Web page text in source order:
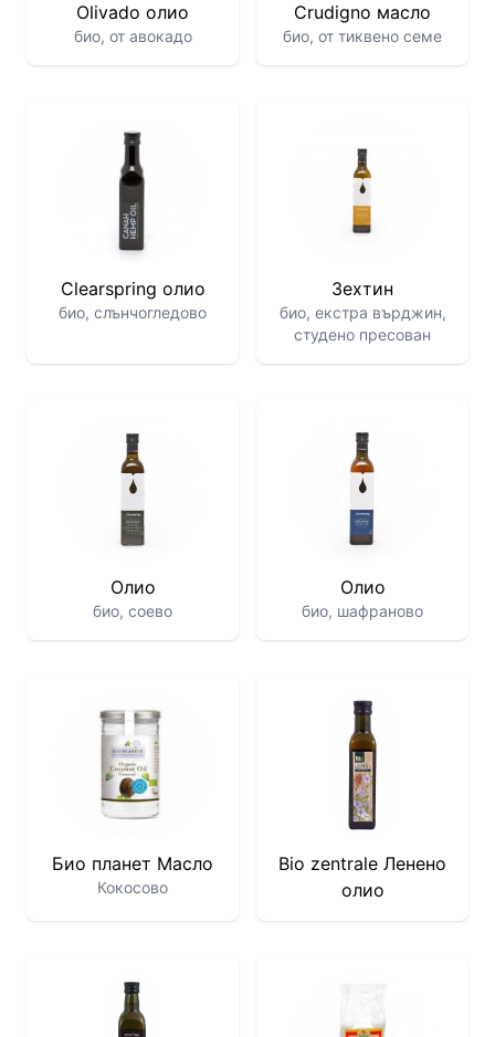
Olivado олио
био, от авокадо
Crudigno масло
био, от тиквено семе
Clearspring олио
био, слънчогледово
Зехтин
био, екстра върджин,
студено пресован
Олио
био, соево
Олио
био, шафраново
Био планет Масло
Кокосово
Bio zentrale Ленено
олио